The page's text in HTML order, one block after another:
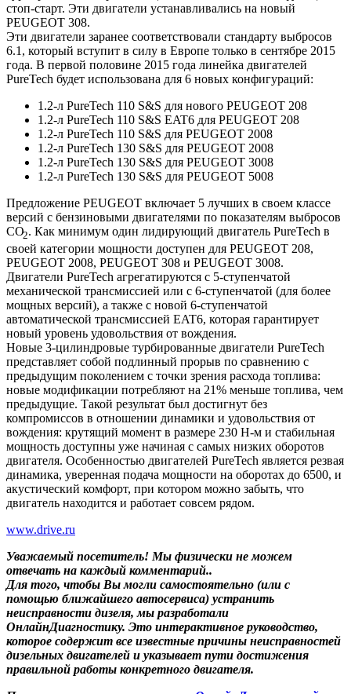
стоп-старт. Эти двигатели устанавливались на новый
PEUGEOT 308.
Эти двигатели заранее соответствовали стандарту выбросов
6.1, который вступит в силу в Европе только в сентябре 2015
года. В первой половине 2015 года линейка двигателей
PureTech будет использована для 6 новых конфигураций:
1.2-л PureTech 110 S&S для нового PEUGEOT 208
1.2-л PureTech 110 S&S EAT6 для PEUGEOT 208
1.2-л PureTech 110 S&S для PEUGEOT 2008
1.2-л PureTech 130 S&S для PEUGEOT 2008
1.2-л PureTech 130 S&S для PEUGEOT 3008
1.2-л PureTech 130 S&S для PEUGEOT 5008
Предложение PEUGEOT включает 5 лучших в своем классе
версий с бензиновыми двигателями по показателям выбросов
СО
2. Как минимум один лидирующий двигатель PureTech в
своей категории мощности доступен для PEUGEOT 208,
PEUGEOT 2008, PEUGEOT 308 и PEUGEOT 3008.
Двигатели PureTech агрегатируются с 5-ступенчатой
механической трансмиссией или с 6-ступенчатой (для более
мощных версий), а также с новой 6-ступенчатой
автоматической трансмиссией EAT6, которая гарантирует
новый уровень удовольствия от вождения.
Новые 3-цилиндровые турбированные двигатели PureTech
представляет собой подлинный прорыв по сравнению с
предыдущим поколением с точки зрения расхода топлива:
новые модификации потребляют на 21% меньше топлива, чем
предыдущие. Такой результат был достигнут без
компромиссов в отношении динамики и удовольствия от
вождения: крутящий момент в размере 230 Н-м и стабильная
мощность доступны уже начиная с самых низких оборотов
двигателя. Особенностью двигателей PureTech является резвая
динамика, уверенная подача мощности на оборотах до 6500, и
акустический комфорт, при котором можно забыть, что
двигатель находится и работает совсем рядом.
www.drive.ru
Уважаемый посетитель! Мы физически не можем
отвечать на каждый комментарий..
Для того, чтобы Вы могли самостоятельно (или с
помощью ближайшего автосервиса) устранить
неисправности дизеля, мы разработали
ОнлайнДиагностику. Это интерактивное руководство,
которое содержит все известные причины неисправностей
дизельных двигателей и указывает пути достижения
правильной работы конкретного двигателя.